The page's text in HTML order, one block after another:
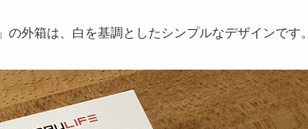
」の外箱は、白を基調としたシンプルなデザインです。